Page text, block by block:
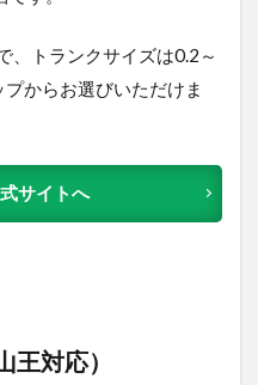
、トランクサイズは0.2～
からお選びいただけま
サイトへ
王対応）